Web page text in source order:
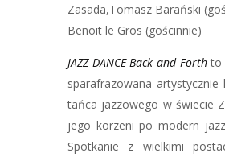
Zasada,Tomasz Barański
Benoit le Gros (gościnnie)
JAZZ DANCE Back and Forthto
sparafrazowana artystycznie
tańca jazzowego w świecie
jego korzeni po modern
Spotkanie z wielkimi